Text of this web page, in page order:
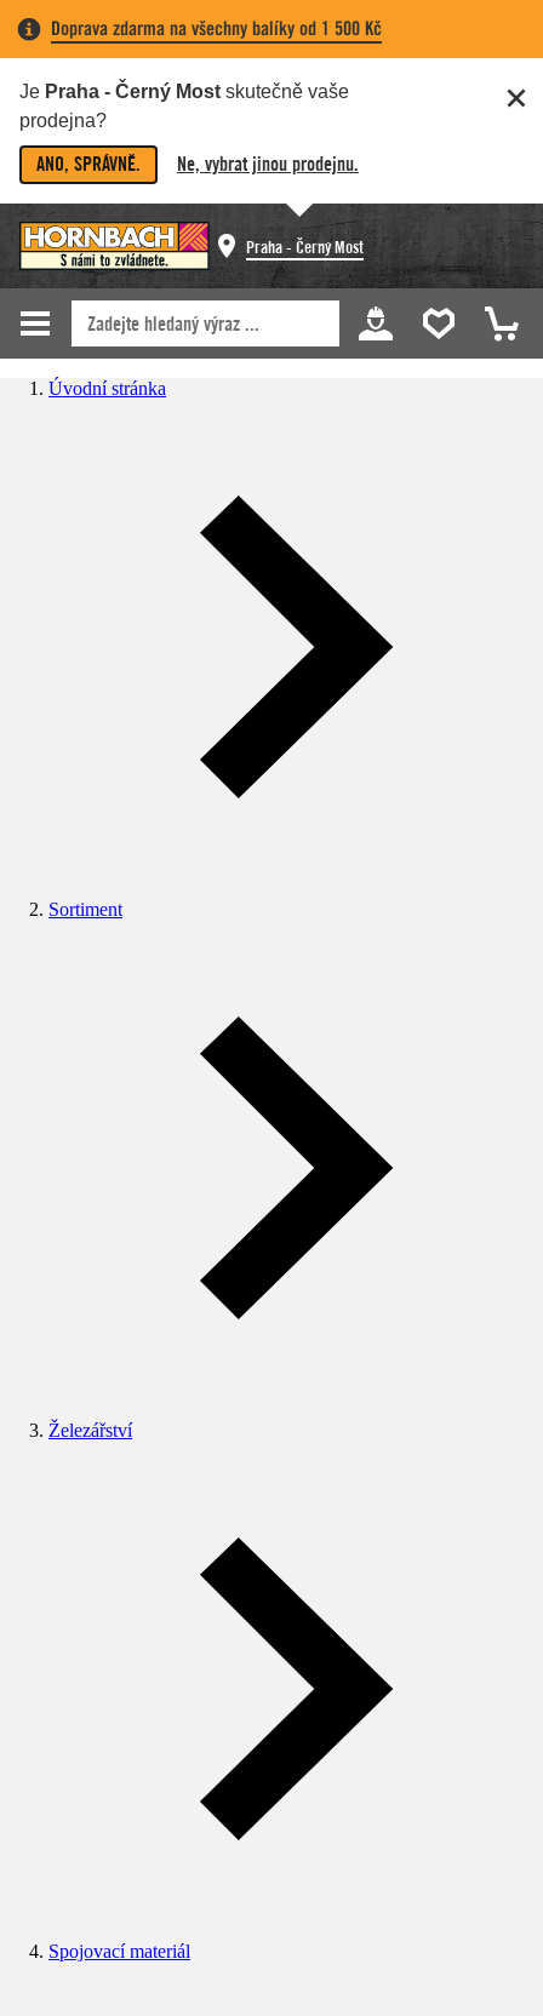
Doprava zdarma na všechny balíky od 1 500 Kč
Je Praha - Černý Most skutečně vaše
prodejna?
ANO, SPRÁVNĚ. Ne, vybrat jinou prodejnu.
Praha - Černý Most
Úvodní stránka
Sortiment
Železářství
Spojovací materiál